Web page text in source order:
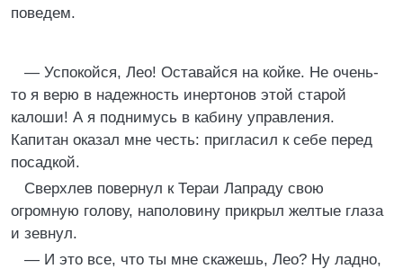
поведем.
— Успокойся, Лео! Оставайся на койке. Не очень-
то я верю в надежность инертонов этой старой
калоши! А я поднимусь в кабину управления.
Капитан оказал мне честь: пригласил к себе перед
посадкой.
Сверхлев повернул к Тераи Лапраду свою
огромную голову, наполовину прикрыл желтые глаза
и зевнул.
— И это все, что ты мне скажешь, Лео? Ну ладно,